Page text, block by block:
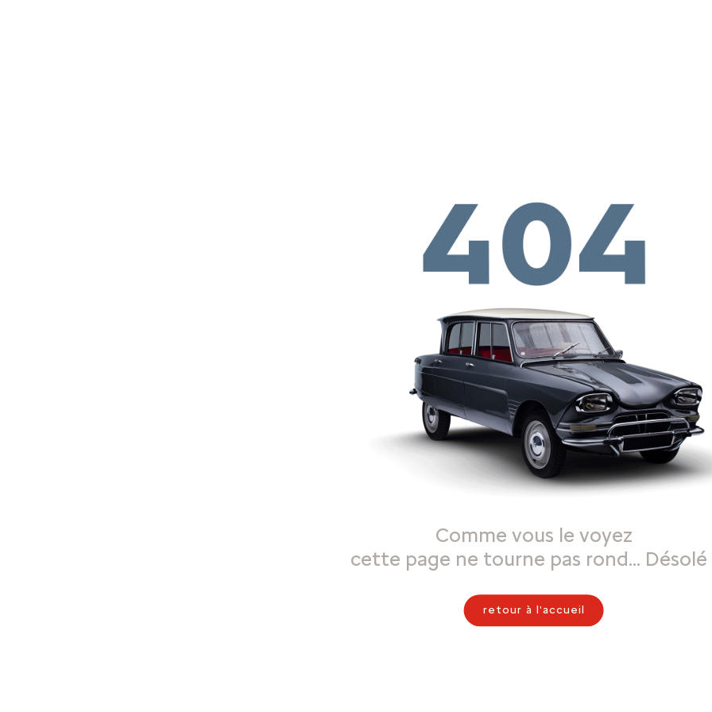
Comme vous le voyez
cette page ne tourne pas rond… Désolé
retour à l'accueil